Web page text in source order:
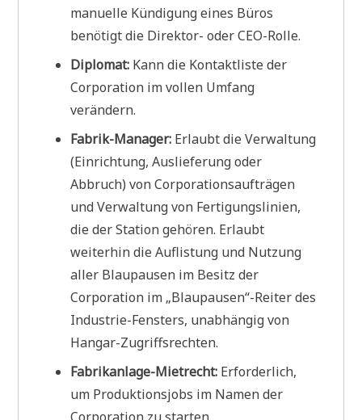
manuelle Kündigung eines Büros
benötigt die Direktor- oder CEO-Rolle.
Diplomat: Kann die Kontaktliste der
Corporation im vollen Umfang
verändern.
Fabrik-Manager: Erlaubt die Verwaltung
(Einrichtung, Auslieferung oder
Abbruch) von Corporationsaufträgen
und Verwaltung von Fertigungslinien,
die der Station gehören. Erlaubt
weiterhin die Auflistung und Nutzung
aller Blaupausen im Besitz der
Corporation im „Blaupausen“-Reiter des
Industrie-Fensters, unabhängig von
Hangar-Zugriffsrechten.
Fabrikanlage-Mietrecht: Erforderlich,
um Produktionsjobs im Namen der